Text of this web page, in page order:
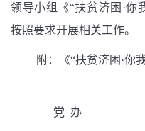
领导小组《“扶贫济困·你
按照要求开展相关工作。
附：《“扶贫济困·你
党 办